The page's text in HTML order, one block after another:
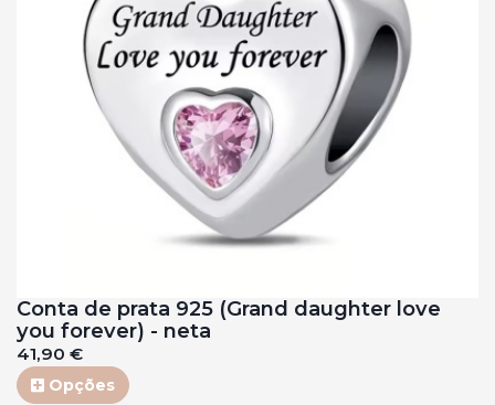
Conta de prata 925 (Grand daughter love
you forever) - neta
41,90 €
Opções